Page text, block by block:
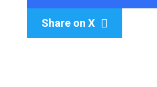
Share on X 